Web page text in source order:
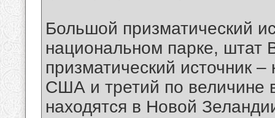
Большой призматический
национальном парке, штат
призматический источник
США и третий по величине
находятся в Новой